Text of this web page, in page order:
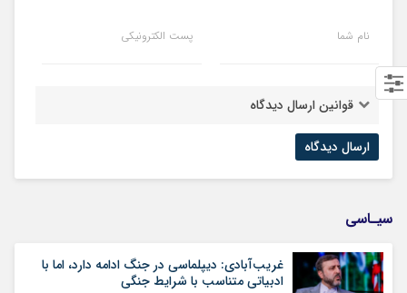
نام شما پست الکترونیکی
قوانین ارسال دیدگاه
سیـاسی
غریب‌آبادی: دیپلماسی در جنگ ادامه دارد، اما با
ادبیاتی متناسب با شرایط جنگی